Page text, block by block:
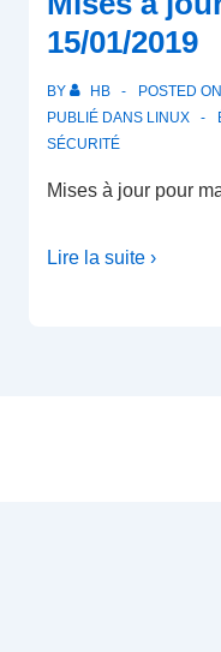
15/01/2019
BY HB POSTED ON
PUBLIÉ DANS LINUX
SÉCURITÉ
Mises à jour pour
Lire la suite ›